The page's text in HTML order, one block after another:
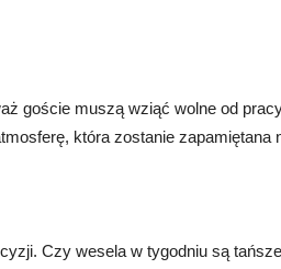
goście muszą wziąć wolne od
która zostanie zapamiętana
Czy wesela w tygodniu są